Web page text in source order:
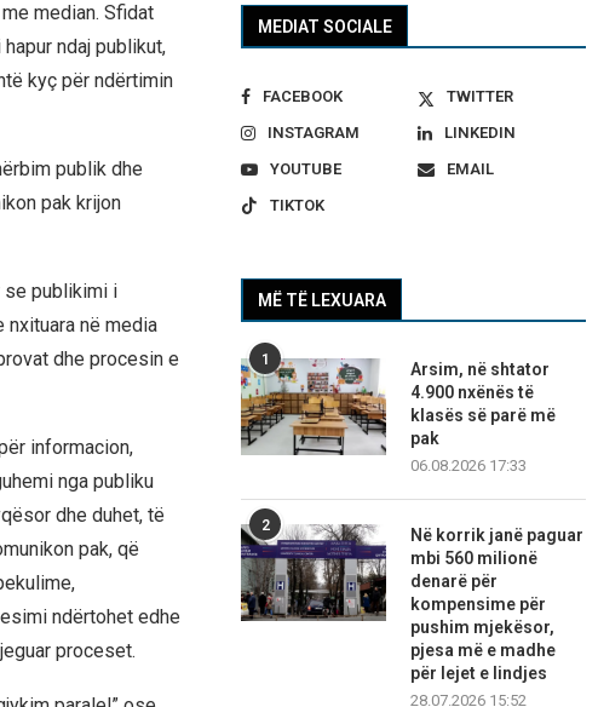
median. Sfidat
ndaj publikut,
kyç për ndërtimin
publik dhe
pak krijon
se publikimi i
në media
dhe procesin e
informacion,
nga publiku
dhe duhet, të
pak, që
ndërtohet edhe
proceset.
MEDIAT SOCIALE
FACEBOOK
TWITTER
INSTAGRAM
LINKEDIN
YOUTUBE
EMAIL
TIKTOK
MË TË LEXUARA
1
Arsim, në shtator
4.900 nxënës të
klasës së parë më
pak
06.08.2026 17:33
2
Në korrik janë paguar
mbi 560 milionë
denarë për
kompensime për
pushim mjekësor,
pjesa më e madhe
për lejet e lindjes
28.07.2026 15:52